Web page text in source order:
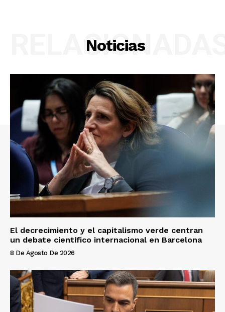
Noticias
El decrecimiento y el capitalismo verde centran
un debate científico internacional en Barcelona
8 De Agosto De 2026